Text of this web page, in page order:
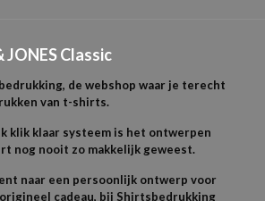
JONESClassic
de webshop waar je terecht
van t-shirts.
klik klaar systeem is het ontwerpen
nog nooit zo makkelijk geweest.
naar een persoonlijk ontwerp voor
cadeau, bij Shirtsbedrukking